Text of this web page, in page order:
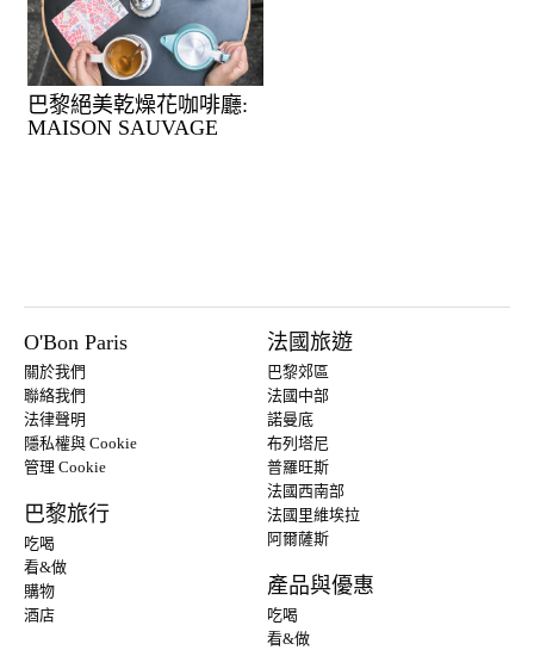
巴黎絕美乾燥花咖啡廳:
MAISON SAUVAGE
O'Bon Paris
關於我們
聯絡我們
法律聲明
隱私權與 Cookie
管理 Cookie
巴黎旅行
吃喝
看&做
購物
酒店
法國旅遊
巴黎郊區
法國中部
諾曼底
布列塔尼
普羅旺斯
法國西南部
法國里維埃拉
阿爾薩斯
產品與優惠
吃喝
看&做